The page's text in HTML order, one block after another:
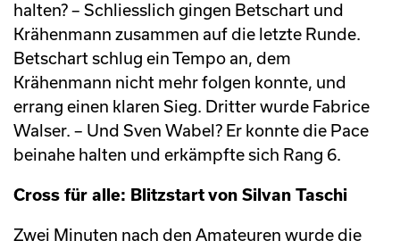
halten? – Schliesslich gingen Betschart und
Krähenmann zusammen auf die letzte Runde.
Betschart schlug ein Tempo an, dem
Krähenmann nicht mehr folgen konnte, und
errang einen klaren Sieg. Dritter wurde Fabrice
Walser. – Und Sven Wabel? Er konnte die Pace
beinahe halten und erkämpfte sich Rang 6.
Cross für alle: Blitzstart von Silvan Taschi
Zwei Minuten nach den Amateuren wurde die